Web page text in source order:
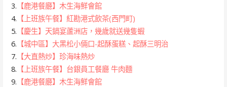
3. 【鹿港餐廳】木生海鮮會館
4. 【上班族午餐】紅勘港式飲茶(西門町)
5. 【慶生】天鍋宴蘆洲店，幾歲就送幾隻蝦
6. 【城中區】大黑松小倆口-起酥蛋糕、起酥三明治
7. 【大直熱炒】珍海味熱炒
8. 【上班族午餐】台銀員工餐廳 牛肉麵
9. 【鹿港餐廳】木生海鮮會館